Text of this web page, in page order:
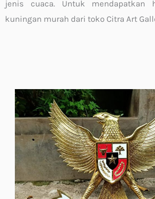
jenis cuaca. Untuk mendapatkan
kuningan murah dari toko Citra Art